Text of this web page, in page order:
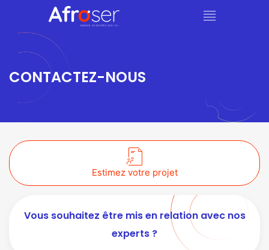
CONTACTEZ-NOUS
Estimez votre projet
Vous souhaitez être mis en relation avec nos
experts ?